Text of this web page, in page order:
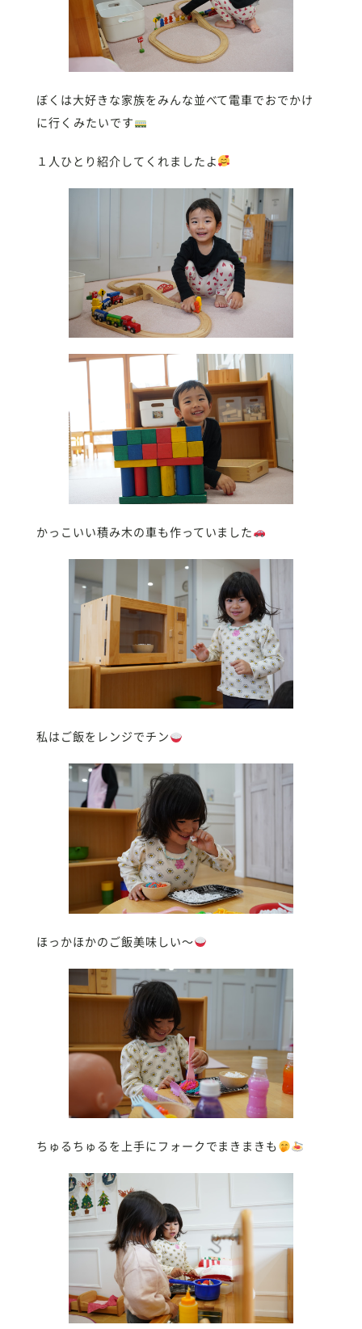
ぼくは大好きな家族をみんな並べて電車でおでかけ
に行くみたいです
１人ひとり紹介してくれましたよ
かっこいい積み木の車も作っていました
私はご飯をレンジでチン
ほっかほかのご飯美味しい〜
ちゅるちゅるを上手にフォークでまきまきも